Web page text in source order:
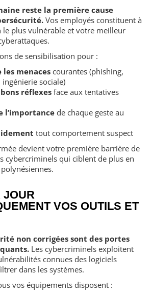
reste la première cause
Vos employés constituent à
plus vulnérable et votre meilleur
de sensibilisation pour :
les menaces courantes (phishing,
sociale)
réflexesface aux tentatives
l’importance de chaque geste au
tout comportement suspect
devient votre première barrière de
cybercriminels qui ciblent de plus en
JOUR
VOS OUTILS ET
non corrigées sont des portes
Les cybercriminels exploitent
connues des logiciels
dans les systèmes.
vos équipements disposent :